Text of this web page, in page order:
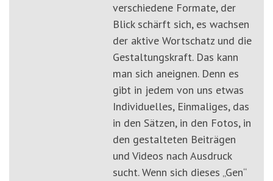
verschiedene Formate, der
Blick schärft sich, es wachsen
der aktive Wortschatz und die
Gestaltungskraft. Das kann
man sich aneignen. Denn es
gibt in jedem von uns etwas
Individuelles, Einmaliges, das
in den Sätzen, in den Fotos, in
den gestalteten Beiträgen
und Videos nach Ausdruck
sucht. Wenn sich dieses „Gen“